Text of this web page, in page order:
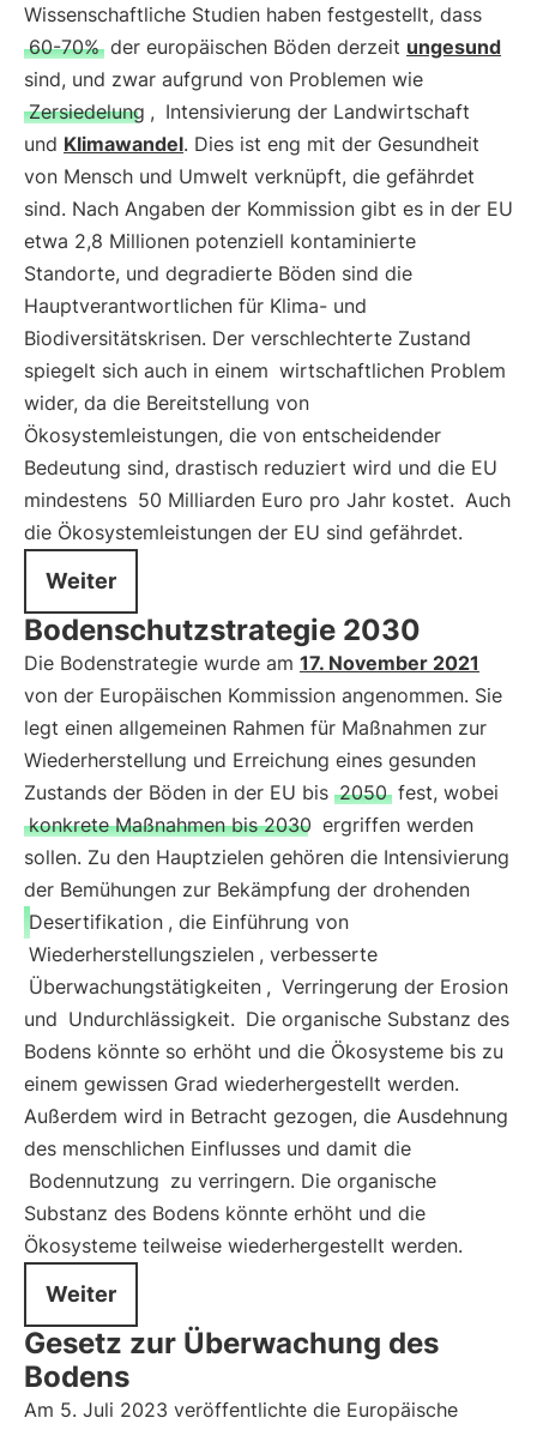
Wissenschaftliche Studien haben festgestellt, dass
60-70% der europäischen Böden derzeit ungesund
sind, und zwar aufgrund von Problemen wie
Zersiedelung , Intensivierung der Landwirtschaft
und Klimawandel. Dies ist eng mit der Gesundheit
von Mensch und Umwelt verknüpft, die gefährdet
sind. Nach Angaben der Kommission gibt es in der EU
etwa 2,8 Millionen potenziell kontaminierte
Standorte, und degradierte Böden sind die
Hauptverantwortlichen für Klima- und
Biodiversitätskrisen. Der verschlechterte Zustand
spiegelt sich auch in einem wirtschaftlichen Problem
wider, da die Bereitstellung von
Ökosystemleistungen, die von entscheidender
Bedeutung sind, drastisch reduziert wird und die EU
mindestens 50 Milliarden Euro pro Jahr kostet. Auch
die Ökosystemleistungen der EU sind gefährdet.
Weiter
Bodenschutzstrategie 2030
Die Bodenstrategie wurde am 17. November 2021
von der Europäischen Kommission angenommen. Sie
legt einen allgemeinen Rahmen für Maßnahmen zur
Wiederherstellung und Erreichung eines gesunden
Zustands der Böden in der EU bis 2050 fest, wobei
konkrete Maßnahmen bis 2030 ergriffen werden
sollen. Zu den Hauptzielen gehören die Intensivierung
der Bemühungen zur Bekämpfung der drohenden
Desertifikation , die Einführung von
Wiederherstellungszielen , verbesserte
Überwachungstätigkeiten , Verringerung der Erosion
und Undurchlässigkeit. Die organische Substanz des
Bodens könnte so erhöht und die Ökosysteme bis zu
einem gewissen Grad wiederhergestellt werden.
Außerdem wird in Betracht gezogen, die Ausdehnung
des menschlichen Einflusses und damit die
Bodennutzung zu verringern. Die organische
Substanz des Bodens könnte erhöht und die
Ökosysteme teilweise wiederhergestellt werden.
Weiter
Gesetz zur Überwachung des
Bodens
Am 5. Juli 2023 veröffentlichte die Europäische